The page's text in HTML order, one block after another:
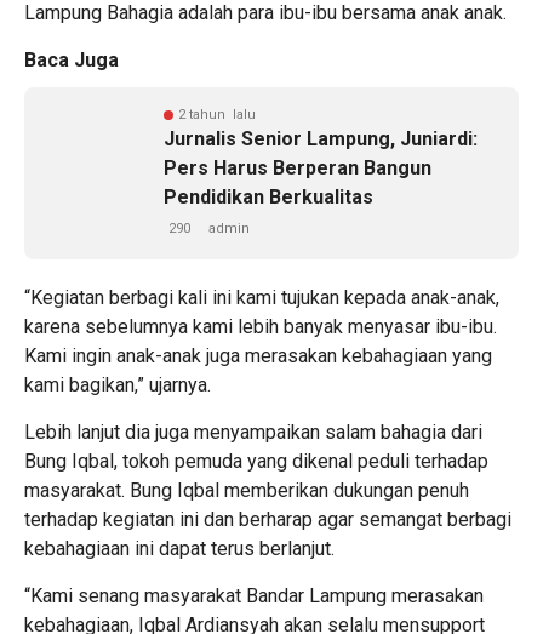
Lampung Bahagia adalah para ibu-ibu bersama anak anak.
Baca Juga
2 tahun lalu
Jurnalis Senior Lampung, Juniardi:
Pers Harus Berperan Bangun
Pendidikan Berkualitas
290 admin
“Kegiatan berbagi kali ini kami tujukan kepada anak-anak,
karena sebelumnya kami lebih banyak menyasar ibu-ibu.
Kami ingin anak-anak juga merasakan kebahagiaan yang
kami bagikan,” ujarnya.
Lebih lanjut dia juga menyampaikan salam bahagia dari
Bung Iqbal, tokoh pemuda yang dikenal peduli terhadap
masyarakat. Bung Iqbal memberikan dukungan penuh
terhadap kegiatan ini dan berharap agar semangat berbagi
kebahagiaan ini dapat terus berlanjut.
“Kami senang masyarakat Bandar Lampung merasakan
kebahagiaan, Iqbal Ardiansyah akan selalu mensupport